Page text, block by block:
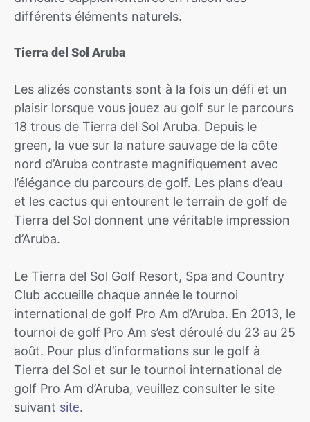
différents éléments naturels.
Tierra del Sol Aruba
Les alizés constants sont à la fois un défi et un
plaisir lorsque vous jouez au golf sur le parcours
18 trous de Tierra del Sol Aruba. Depuis le
green, la vue sur la nature sauvage de la côte
nord d’Aruba contraste magnifiquement avec
l’élégance du parcours de golf. Les plans d’eau
et les cactus qui entourent le terrain de golf de
Tierra del Sol donnent une véritable impression
d’Aruba.
Le Tierra del Sol Golf Resort, Spa and Country
Club accueille chaque année le tournoi
international de golf Pro Am d’Aruba. En 2013, le
tournoi de golf Pro Am s’est déroulé du 23 au 25
août. Pour plus d’informations sur le golf à
Tierra del Sol et sur le tournoi international de
golf Pro Am d’Aruba, veuillez consulter le site
suivant site.